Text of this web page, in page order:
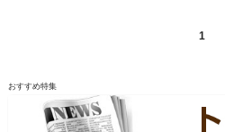
1
おすすめ特集